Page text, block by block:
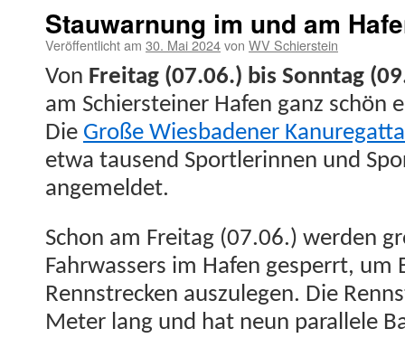
Stauwarnung im und am
Veröffentlicht am 30. Mai 2024von WV Schierstein
Von Fre­itag (07.06.) bis Son­ntag
am Schier­stein­er Hafen ganz schön
Die Große Wies­baden­er Kanure­gat­ta
etwa tausend Sport­lerin­nen und
angemeldet.
Schon am Fre­itag (07.06.) wer­den
Fahrwassers im Hafen ges­per­rt, um
Rennstreck­en auszule­gen. Die
Meter lang und hat neun par­al­lele